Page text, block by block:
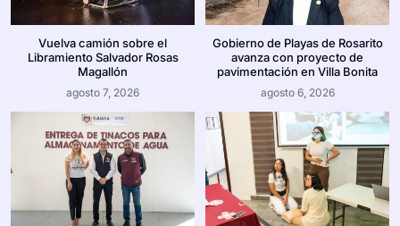
Vuelva camión sobre el
Libramiento Salvador Rosas
Magallón
agosto 7, 2026
Gobierno de Playas de Rosarito
avanza con proyecto de
pavimentación en Villa Bonita
agosto 6, 2026